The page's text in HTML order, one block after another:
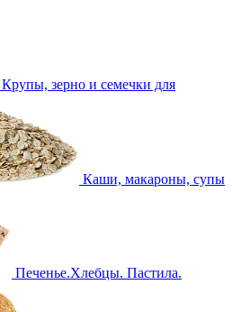
Крупы, зерно и семечки для
Каши, макароны, супы
Печенье.Хлебцы. Пастила.